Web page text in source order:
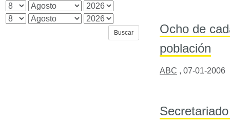
Ocho de
población
ABC , 07-01-2006